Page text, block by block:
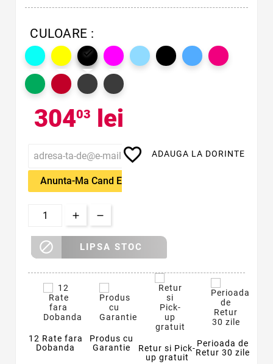
CULOARE :

30403 lei
Anunta-Ma Cand Este Disponibil
favorite_border ADAUGA LA DORINTE
 LIPSA STOC
12 Rate fara
Dobanda
Produs cu
Garantie
Retur si Pick-
up gratuit
Perioada de
Retur 30 zile